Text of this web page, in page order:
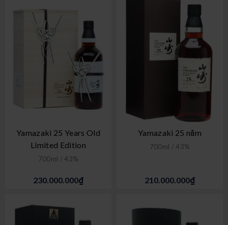
Yamazaki 25 Years Old
Limited Edition
700ml / 43%
230.000.000₫
Yamazaki 25 năm
700ml / 43%
210.000.000₫